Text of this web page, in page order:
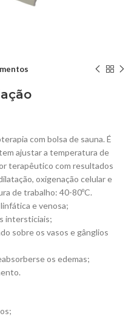
com bolsa de sauna. É
ajustar a temperatura de
terapêutico com resultados
oxigenação celular e
de trabalho: 40-80ºC.
e venosa;
intersticiais;
sobre os vasos e gânglios
os edemas;